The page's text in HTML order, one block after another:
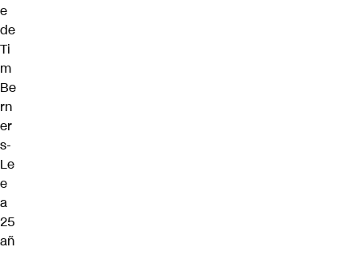
e
de
Ti
m
Be
rn
er
s-
Le
e
a
25
añ